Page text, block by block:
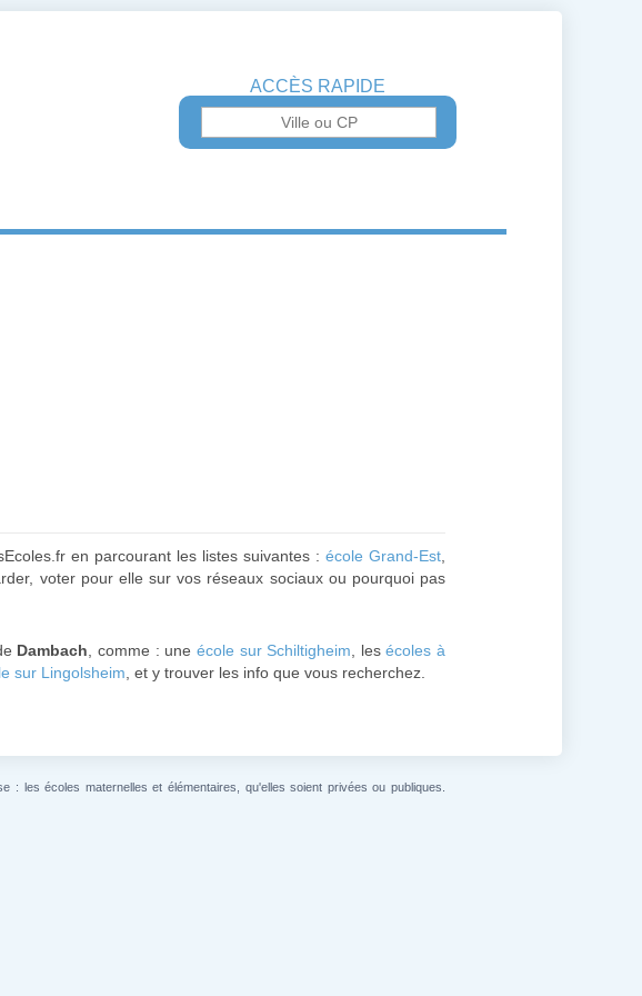
ACCÈS RAPIDE
en parcourant les listes suivantes :école Grand-Est
voter pour elle sur vos réseaux sociaux ou pourquoi pas
Dambach , comme : une école sur Schiltigheim , lesécoles à
sur Lingolsheim , et y trouver les info que vous recherchez.
les écoles maternelles et élémentaires, qu'elles soient privées ou publiques.